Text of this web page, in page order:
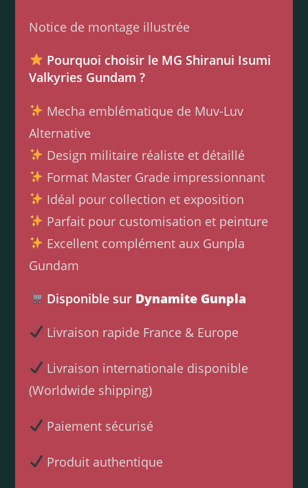
Notice de montage illustrée
Pourquoi choisir le MG Shiranui Isumi
Valkyries Gundam ?
Mecha emblématique de Muv-Luv
Alternative
Design militaire réaliste et détaillé
Format Master Grade impressionnant
Idéal pour collection et exposition
Parfait pour customisation et peinture
Excellent complément aux Gunpla
Gundam
Disponible sur Dynamite Gunpla
Livraison rapide France & Europe
Livraison internationale disponible
(Worldwide shipping)
Paiement sécurisé
Produit authentique